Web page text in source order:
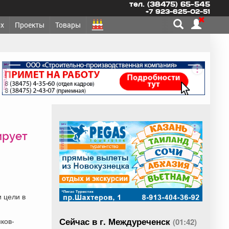
тел. (38475) 65-545
+7 923-625-02-51
Проекты Товары
реклама
цели в
реклама
Сейчас в г. Междуреченск (01:42)